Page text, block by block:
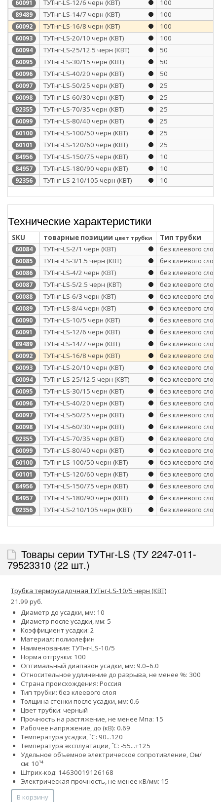
60091 ТУТнг-LS-12/6 черн (КВТ) 100
89489 ТУТнг-LS-14/7 черн (КВТ) 100
60092 ТУТнг-LS-16/8 черн (КВТ) 100
60093 ТУТнг-LS-20/10 черн (КВТ) 100
60094 ТУТнг-LS-25/12.5 черн (КВТ) 50
60095 ТУТнг-LS-30/15 черн (КВТ) 50
60096 ТУТнг-LS-40/20 черн (КВТ) 50
60097 ТУТнг-LS-50/25 черн (КВТ) 25
60098 ТУТнг-LS-60/30 черн (КВТ) 25
92355 ТУТнг-LS-70/35 черн (КВТ) 25
60099 ТУТнг-LS-80/40 черн (КВТ) 25
60100 ТУТнг-LS-100/50 черн (КВТ) 25
60101 ТУТнг-LS-120/60 черн (КВТ) 25
84956 ТУТнг-LS-150/75 черн (КВТ) 10
84957 ТУТнг-LS-180/90 черн (КВТ) 10
92356 ТУТнг-LS-210/105 черн (КВТ) 10
Технические характеристики
SKU товарные позиции цвет трубки Тип трубки
60084 ТУТнг-LS-2/1 черн (КВТ) без клеевого слоя
60085 ТУТнг-LS-3/1.5 черн (КВТ) без клеевого слоя
60086 ТУТнг-LS-4/2 черн (КВТ) без клеевого слоя
60087 ТУТнг-LS-5/2.5 черн (КВТ) без клеевого слоя
60088 ТУТнг-LS-6/3 черн (КВТ) без клеевого слоя
60089 ТУТнг-LS-8/4 черн (КВТ) без клеевого слоя
60090 ТУТнг-LS-10/5 черн (КВТ) без клеевого слоя
60091 ТУТнг-LS-12/6 черн (КВТ) без клеевого слоя
89489 ТУТнг-LS-14/7 черн (КВТ) без клеевого слоя
60092 ТУТнг-LS-16/8 черн (КВТ) без клеевого слоя
60093 ТУТнг-LS-20/10 черн (КВТ) без клеевого слоя
60094 ТУТнг-LS-25/12.5 черн (КВТ) без клеевого слоя
60095 ТУТнг-LS-30/15 черн (КВТ) без клеевого слоя
60096 ТУТнг-LS-40/20 черн (КВТ) без клеевого слоя
60097 ТУТнг-LS-50/25 черн (КВТ) без клеевого слоя
60098 ТУТнг-LS-60/30 черн (КВТ) без клеевого слоя
92355 ТУТнг-LS-70/35 черн (КВТ) без клеевого слоя
60099 ТУТнг-LS-80/40 черн (КВТ) без клеевого слоя
60100 ТУТнг-LS-100/50 черн (КВТ) без клеевого слоя
60101 ТУТнг-LS-120/60 черн (КВТ) без клеевого слоя
84956 ТУТнг-LS-150/75 черн (КВТ) без клеевого слоя
84957 ТУТнг-LS-180/90 черн (КВТ) без клеевого слоя
92356 ТУТнг-LS-210/105 черн (КВТ) без клеевого слоя
Товары серии ТУТнг-LS (ТУ 2247-011-
79523310 (22 шт.)
Трубка термоусадочная ТУТнг-LS-10/5 черн (КВТ)
21.99 руб.
Диаметр до усадки, мм: 10
Диаметр после усадки, мм: 5
Коэффициент усадки: 2
Материал: полиолефин
Наименование: ТУТнг-LS-10/5
Норма отгрузки: 100
Оптимальный диапазон усадки, мм: 9.0–6.0
Относительное удлинение до разрыва, не менее %: 300
Страна происхождения: Россия
Тип трубки: без клеевого слоя
Толщина стенки после усадки, мм: 0.6
Цвет трубки: черный
Прочность на растяжение, не менее Мпа: 15
Рабочее напряжение, до (кВ): 0.69
Температура усадки, ˚С: 90...120
Температура эксплуатации, ˚С: -55...+125
Удельное объемное электрическое сопротивление, Ом/
см: 10¹⁴
Штрих-код: 14630019126168
Электрическая прочность, не менее кВ/мм: 15
В корзину